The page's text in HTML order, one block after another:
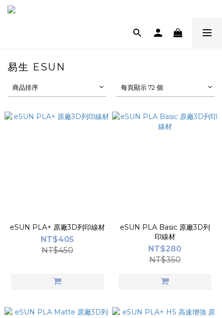
易生 ESUN
商品排序 每頁顯示 72 個
eSUN PLA+ 原廠3D列印線材
NT$405
NT$450
eSUN PLA Basic 原廠3D列
印線材
NT$280
NT$350